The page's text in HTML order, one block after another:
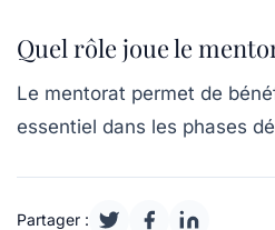
Quel rôle joue le
Le mentorat permet de
essentiel dans les phases
Partager :